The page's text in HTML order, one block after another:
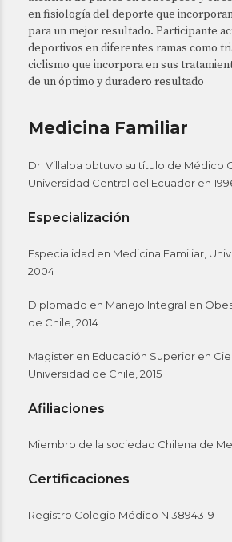
en fisiología del deporte que
para un mejor resultado. Participante
deportivos en diferentes ramas como
ciclismo que incorpora en sus
de un óptimo y duradero resultado
Medicina Familiar
Dr. Villalba obtuvo su título de Médico
Universidad Central del Ecuador en
Especialización
Especialidad en Medicina Familiar,
2004
Diplomado en Manejo Integral en
de Chile, 2014
Magister en Educación Superior en
Universidad de Chile, 2015
Afiliaciones
Miembro de la sociedad Chilena de
Certificaciones
Registro Colegio Médico N 38943-9